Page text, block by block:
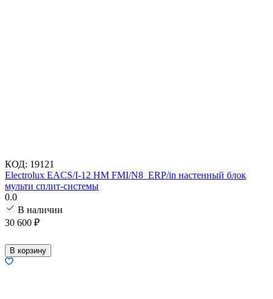
КОД: 19121
Electrolux EACS/I-12 HM FMI/N8_ERP/in настенный блок
мульти сплит-системы
0.0
В наличии
30 600 ₽
В корзину